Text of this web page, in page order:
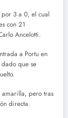
3 a 0, el cual
con 21
Ancelotti.
a Portu en
que se
amarilla, pero tras
directa.